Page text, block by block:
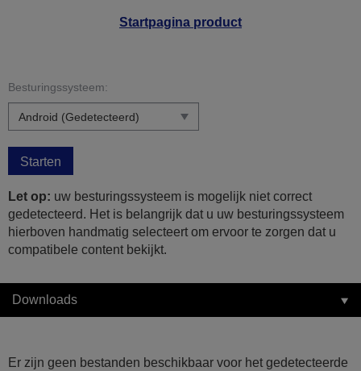
Startpagina product
Besturingssysteem:
Starten
Let op: uw besturingssysteem is mogelijk niet correct
gedetecteerd. Het is belangrijk dat u uw besturingssysteem
hierboven handmatig selecteert om ervoor te zorgen dat u
compatibele content bekijkt.
Downloads
Er zijn geen bestanden beschikbaar voor het gedetecteerde